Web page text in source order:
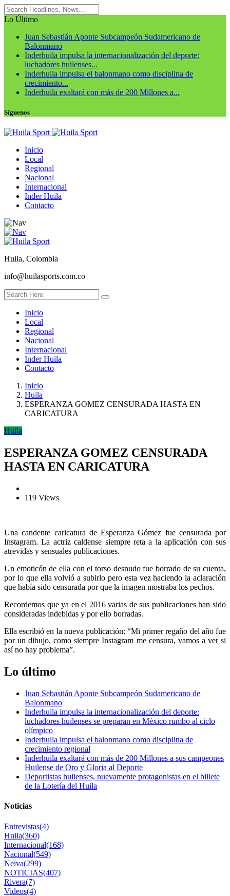
Lo Último
Juan Sebastián Aponte Subcampeón Sudamericano de
Balonmano
Inderhuila impulsa la internacionalización del deporte:
luchadores huilenses...
Inderhuila impulsa el balonmano como disciplina de
crecimiento...
Inderhuila exaltará con más de 200 Millones a...
Síguenos
Inicio
Local
Regional
Nacional
Internacional
Inder Huila
Contacto
Huila, Colombia
info@huilasports.com.co
Inicio
Local
Regional
Nacional
Internacional
Inder Huila
Contacto
Inicio
Huila
ESPERANZA GOMEZ CENSURADA HASTA EN
CARICATURA
Huila
ESPERANZA GOMEZ CENSURADA
HASTA EN CARICATURA
119 Views
Una candente caricatura de Esperanza Gómez fue censurada por
Instagram. La actriz caldense siempre reta a la aplicación con sus
atrevidas y sensuales publicaciones.
Un emoticón de ella con el torso desnudo fue borrado de su cuenta,
por lo que ella volvió a subirlo pero esta vez haciendo la aclaración
que había sido censurada por que la imagen mostraba los pechos.
Recordemos que ya en el 2016 varias de sus publicaciones han sido
consideradas indebidas y por ello borradas.
Ella escribió en la nueva publicación: “Mi primer regaño del año fue
por un dibujo, como siempre Instagram me censura, vamos a ver si
así no hay problema”.
Lo último
Juan Sebastián Aponte Subcampeón Sudamericano de
Balonmano
Inderhuila impulsa la internacionalización del deporte:
luchadores huilenses se preparan en México rumbo al ciclo
olímpico
Inderhuila impulsa el balonmano como disciplina de
crecimiento regional
Inderhuila exaltará con más de 200 Millones a sus campeones
Huilense de Oro y Gloria al Deporte
Deportistas huilenses, nuevamente protagonistas en el billete
de la Lotería del Huila
Noticias
Entrevistas(4)
Huila(360)
Internacional(168)
Nacional(549)
Neiva(299)
NOTICIAS(407)
Rivera(7)
Videos(4)